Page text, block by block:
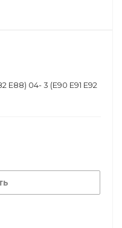
E88) 04- 3 (E90 E91 E92